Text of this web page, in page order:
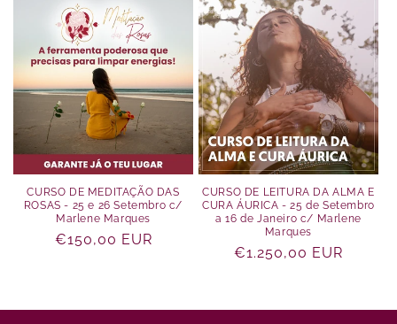
CURSO DE MEDITAÇÃO DAS
ROSAS - 25 e 26 Setembro c/
Marlene Marques
Preço
€150,00 EUR
CURSO DE LEITURA DA ALMA E
CURA ÁURICA - 25 de Setembro
a 16 de Janeiro c/ Marlene
Marques
Preço
€1.250,00 EUR